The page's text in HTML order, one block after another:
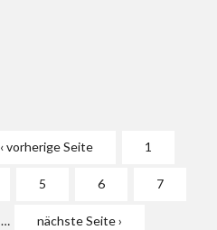
‹ vorherige Seite 1
5 6 7
… nächste Seite ›